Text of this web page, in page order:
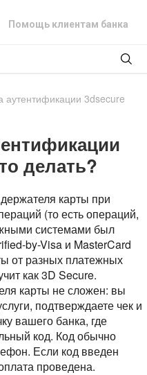
Помощь клиентам банка
аутентификации 3dsecure
делать?
карты при
(то есть операций,
системами был
by-Visa и MasterCard
от разных платежных
как 3D Secure.
карты не сложен: вы
подтверждаете чек и
вашего банка, где
код. Код обычно
Если код введен
проведена.